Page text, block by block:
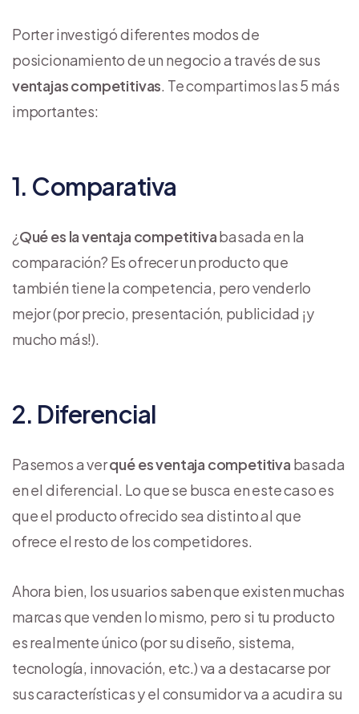
Porter investigó diferentes modos de
posicionamiento de un negocio a través de sus
ventajas competitivas. Te compartimos las 5 más
importantes:
1. Comparativa
¿Qué es la ventaja competitivabasada en la
comparación? Es ofrecer un producto que
también tiene la competencia, pero venderlo
mejor (por precio, presentación, publicidad ¡y
mucho más!).
2. Diferencial
Pasemos a verqué es ventaja competitiva basada
en el diferencial. Lo que se busca en este caso es
que el producto ofrecido sea distinto al que
ofrece el resto de los competidores.
Ahora bien, los usuarios saben que existen muchas
marcas que venden lo mismo, pero si tu producto
es realmente único (por su diseño, sistema,
tecnología, innovación, etc.) va a destacarse por
sus características y el consumidor va a acudir a su